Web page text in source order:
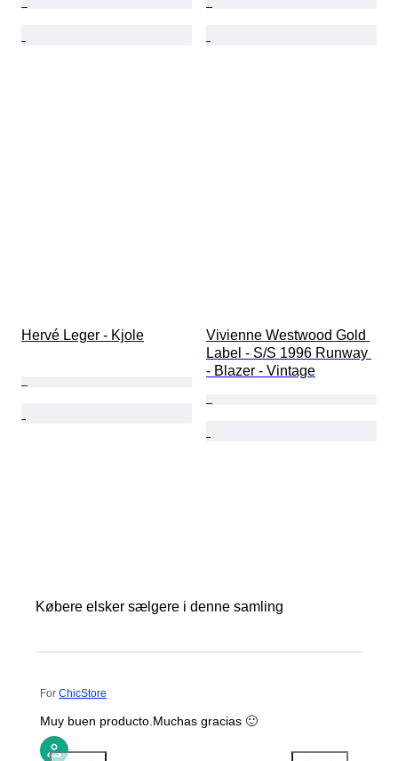
Hervé Leger - Kjole
Vivienne Westwood Gold
Label - S/S 1996 Runway
- Blazer - Vintage
Købere elsker sælgere i denne samling
For ChicStore
Muy buen producto.Muchas gracias 🙂